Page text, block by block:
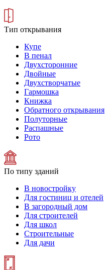
Тип открывания
Купе
В пенал
Двухсторонние
Двойные
Двухстворчатые
Гармошка
Книжка
Обратного открывания
Полуторные
Распашные
Рото
По типу зданий
В новостройку
Для гостиниц и отелей
В загородный дом
Для строителей
Для школ
Строительные
Для дачи